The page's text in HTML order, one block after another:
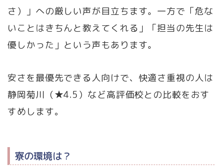
さ）」への厳しい声が目立ちます。一方で「危な
いことはきちんと教えてくれる」「担当の先生は
優しかった」という声もあります。
安さを最優先できる人向けで、快適さ重視の人は
静岡菊川（★4.5）など高評価校との比較をおす
すめします。
寮の環境は？